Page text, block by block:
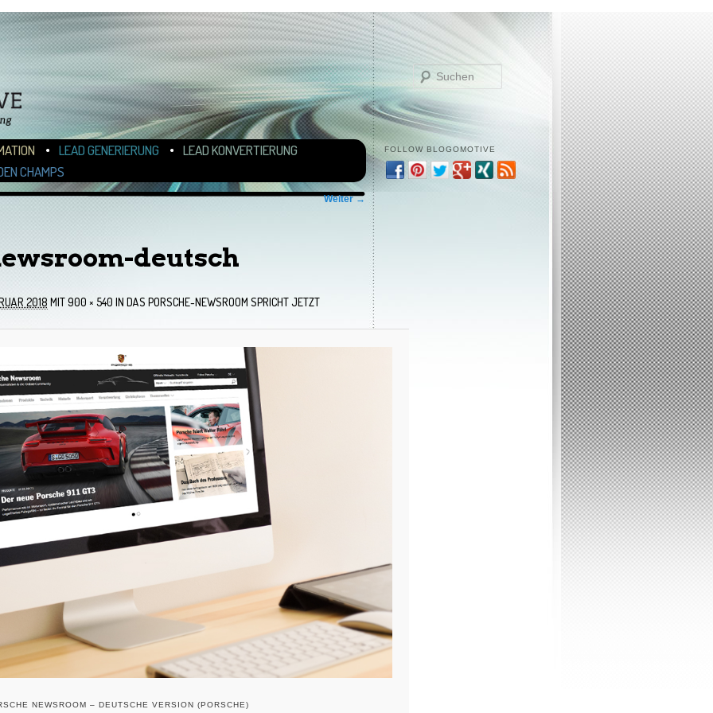
WECHSELNLEAD GENERIERUNG
LEAD KONVERTIERUNG
CHAMPS
FOLLOW BLOGOMOTIVE
Weiter →
deutsch
2018 MIT900 × 540 IN DAS PORSCHE-NEWSROOM SPRICHT JETZT
NEWSROOM – DEUTSCHE VERSION (PORSCHE)